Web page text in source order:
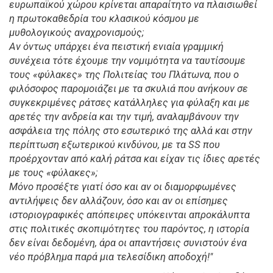
ευρωπαϊκού χώρου κρίνεται απαραίτητο να πλαισιωθεί
η πρωτοκαθεδρία του κλασικού κόσμου με
μυθολογικούς αναχρονισμούς;
Αν όντως υπάρχει ένα πειστική ενιαία γραμμική
συνέχεια τότε έχουμε την νομιμότητα να ταυτίσουμε
τους «φύλακες» της Πολιτείας του Πλάτωνα, που ο
φιλόσοφος παρομοιάζει με τα σκυλιά που ανήκουν σε
συγκεκριμένες ράτσες κατάλληλες για φύλαξη και με
αρετές την ανδρεία και την τιμή, αναλαμβάνουν την
ασφάλεια της πόλης στο εσωτερικό της αλλά και στην
περίπτωση εξωτερικού κινδύνου, με τα SS που
προέρχονταν από καλή ράτσα και είχαν τις ίδιες αρετές
με τους «φύλακες»;
Μόνο προσέξτε γιατί όσο και αν οι διαμορφωμένες
αντιλήψεις δεν αλλάζουν, όσο και αν οι επίσημες
ιστοριογραφικές απόπειρες υπόκεινται απροκάλυπτα
στις πολιτικές σκοπιμότητες του παρόντος, η ιστορία
δεν είναι δεδομένη, άρα οι απαντήσεις συνιστούν ένα
νέο πρόβλημα παρά μια τελεσίδικη αποδοχή!"